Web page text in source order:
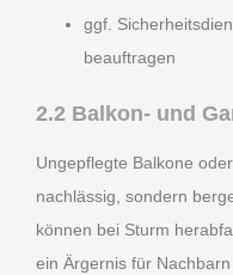
ggf.
beauftragen
2.2 Balkon- und
Ungepflegte Balkone
nachlässig, sondern
können bei Sturm
ein Ärgernis für